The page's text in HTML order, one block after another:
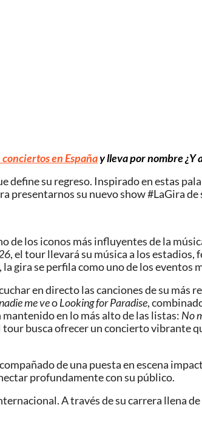
en Españay lleva por nombre ¿Y
define su regreso. Inspirado en estas
presentarnos su nuevo show #LaGira
de los iconos más influyentes de la
, el tour llevará su música a los
gira se perfila como uno de los
en directo las canciones de su más
me veoLooking for Paradise,
en lo más alto de las listas: No
tour busca ofrecer un concierto vibrante
de una puesta en escena
profundamente con su público.
A través de su carrera llena